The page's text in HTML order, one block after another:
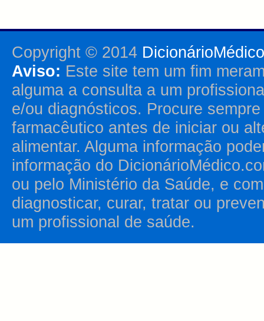
Copyright © 2014
Aviso: Este site tem um fim
alguma a consulta a um
e/ou diagnósticos. Procure
farmacêutico antes de iniciar ou
alimentar. Alguma informação
informação do
ou pelo Ministério da Saúde, e
diagnosticar, curar, tratar ou
um profissional de saúde.